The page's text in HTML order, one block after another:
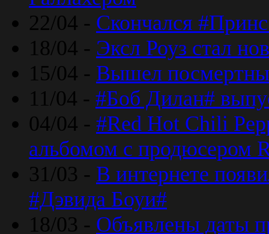
22/04 - Скончался
18/04 - Эксл Роуз стал
15/04 - Вышел
11/04 - #Боб Дилан#
04/04 - #Red Hot Chili
альбомом с продюсером
31/03 - В интернете
#Дэвида Боуи#
18/03 - Объявлены даты